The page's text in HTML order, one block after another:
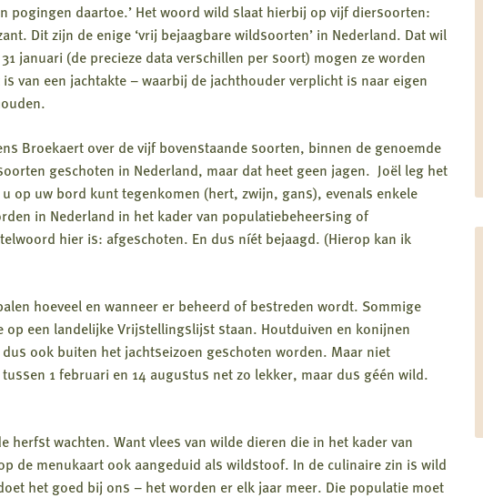
pogingen daartoe.’ Het woord wild slaat hierbij op vijf diersoorten:
Dit zijn de enige ‘vrij bejaagbare wildsoorten’ in Nederland. Dat wil
januari (de precieze data verschillen per soort) mogen ze worden
van een jachtakte – waarbij de jachthouder verplicht is naar eigen
Broekaert over de vijf bovenstaande soorten, binnen de genoemde
geschoten in Nederland, maar dat heet geen jagen. Joël leg het
op uw bord kunt tegenkomen (hert, zwijn, gans), evenals enkele
in Nederland in het kader van populatiebeheersing of
hier is: afgeschoten. En dus níét bejaagd. (Hierop kan ik
hoeveel en wanneer er beheerd of bestreden wordt. Sommige
op een landelijke Vrijstellingslijst staan. Houtduiven en konijnen
ook buiten het jachtseizoen geschoten worden. Maar niet
1 februari en 14 augustus net zo lekker, maar dus géén wild.
herfst wachten. Want vlees van wilde dieren die in het kader van
de menukaart ook aangeduid als wildstoof. In de culinaire zin is wild
het goed bij ons – het worden er elk jaar meer. Die populatie moet